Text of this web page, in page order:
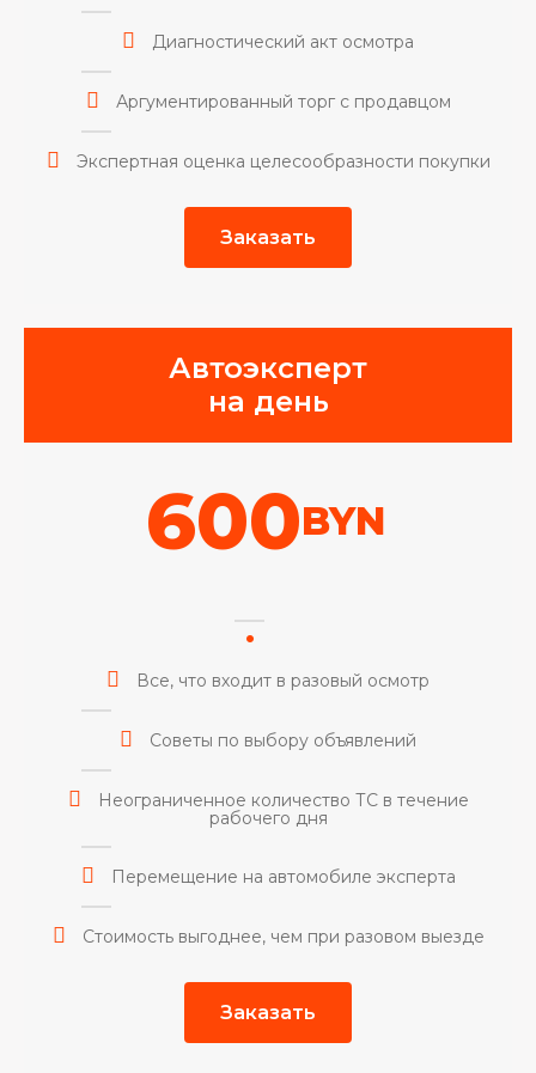
Диагностический акт осмотра
Аргументированный торг с продавцом
Экспертная оценка целесообразности покупки
Заказать
Автоэксперт
на день
600BYN
Все, что входит в разовый осмотр
Советы по выбору объявлений
Неограниченное количество ТС в течение
рабочего дня
Перемещение на автомобиле эксперта
Стоимость выгоднее, чем при разовом выезде
Заказать